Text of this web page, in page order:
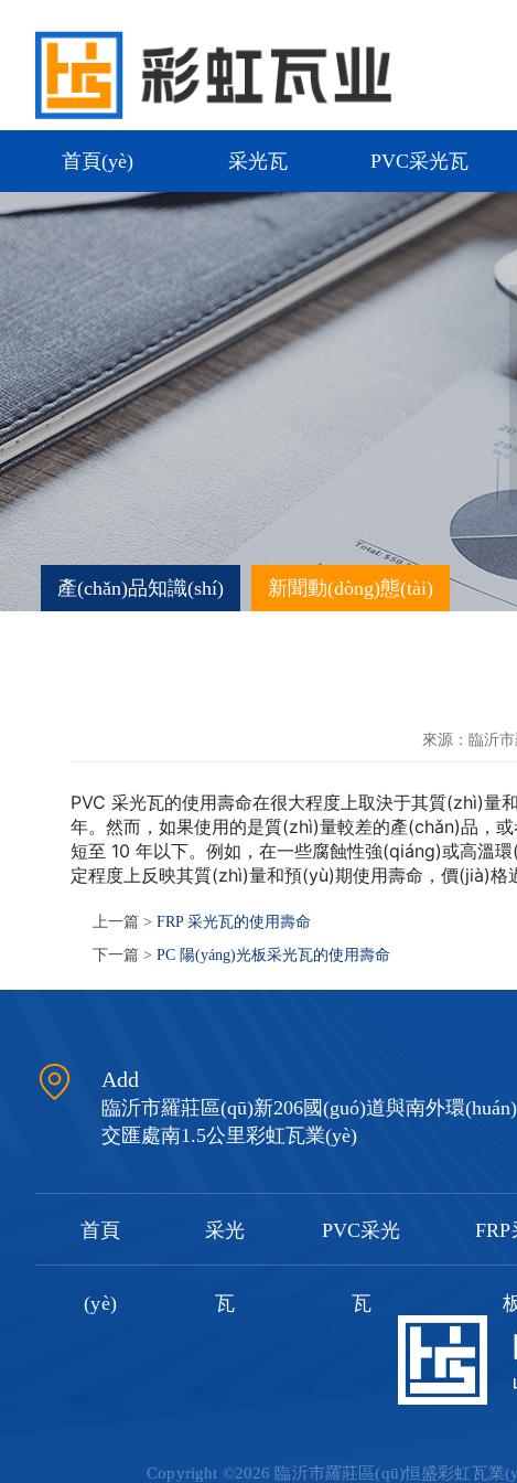
首頁(yè) 采光瓦 PVC采光瓦
產(chǎn)品知識(shí) 新聞動(dòng)態(tài)
來源：臨沂
PVC 采光瓦的使用壽命在很大程度上取決于其質(zhì)量和
年。然而，如果使用的是質(zhì)量較差的產(chǎn)品，
短至 10 年以下。例如，在一些腐蝕性強(qiáng)或高溫
定程度上反映其質(zhì)量和預(yù)期使用壽命，價(jià)格
上一篇 > FRP 采光瓦的使用壽命
下一篇 > PC 陽(yáng)光板采光瓦的使用壽命
Add
臨沂市羅莊區(qū)新206國(guó)道與南外環(huán)
交匯處南1.5公里彩虹瓦業(yè)
首頁
(yè)
采光
瓦
PVC采光
瓦
Copyright ©2026 臨沂市羅莊區(qū)恒盛彩虹瓦業